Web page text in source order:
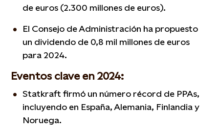
de euros (2.300 millones de euros).
El Consejo de Administración ha propuesto
un dividendo de 0,8 mil millones de euros
para 2024.
Eventos clave en 2024:
Statkraft firmó un número récord de PPAs,
incluyendo en España, Alemania, Finlandia y
Noruega.